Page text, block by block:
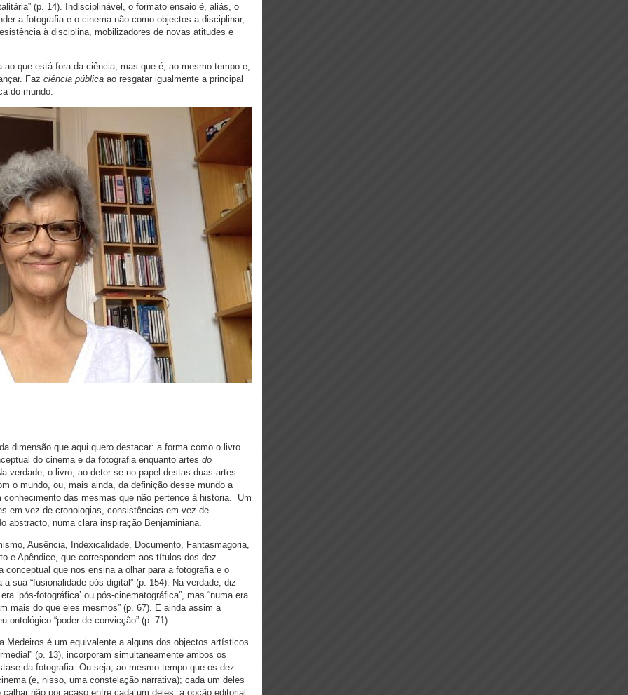
(p. 14). Indisciplinável, o formato ensaio é, aliás, o
a fotografia e o cinema não como objectos a disciplinar,
à disciplina, mobilizadores de novas atitudes e
que está fora da ciência, mas que é, ao mesmo tempo e,
Faz ciência pública ao resgatar igualmente a principal
do mundo.
dimensão que aqui quero destacar: a forma como o livro
do cinema e da fotografia enquanto artes do
verdade, o livro, ao deter-se no papel destas duas artes
o mundo, ou, mais ainda, da definição desse mundo a
das mesmas que não pertence à história.
Um
em vez de cronologias, consistências em vez de
abstracto, numa clara inspiração Benjaminiana.
Ausência, Indexicalidade, Documento, Fantasmagoria,
e Apêndice, que correspondem aos títulos dos dez
que nos ensina a olhar para a fotografia e o
sua “fusionalidade pós-digital” (p. 154). Na verdade, diz-
‘pós-fotográfica’ ou pós-cinematográfica”, mas “numa era
mais do que eles mesmos” (p. 67). E ainda assim a
ontológico “poder de convicção” (p. 71).
Medeiros é um equivalente a alguns dos objectos artísticos
(p. 13), incorporam simultaneamente ambos os
da fotografia. Ou seja, ao mesmo tempo que os dez
(e, nisso, uma constelação narrativa); cada um deles
não por acaso entre cada um deles, a opção editorial